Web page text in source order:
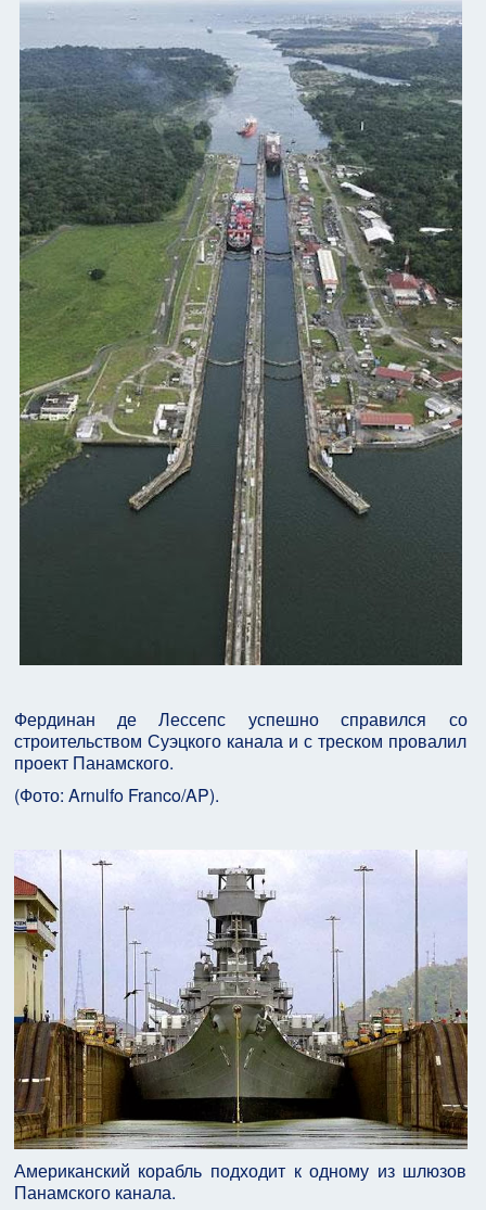
Фердинан де Лессепс успешно справился со
строительством Суэцкого канала и с треском провалил
проект Панамского.
(Фото: Arnulfo Franco/AP).
Американский корабль подходит к одному из шлюзов
Панамского канала.